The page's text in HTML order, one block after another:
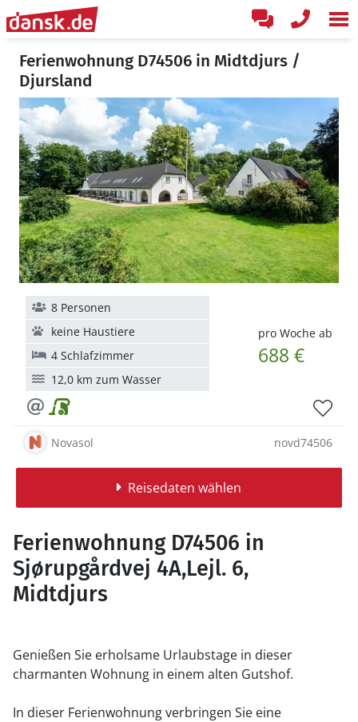
Ferienwohnung D74506 in Midtdjurs /
Djursland
pro Woche ab
688 €
8 Personen
keine Haustiere
4 Schlafzimmer
12,0 km zum Wasser
Novasol novd74506
Reisedaten wählen
Ferienwohnung D74506 in
Sjørupgårdvej 4A,Lejl. 6,
Midtdjurs
Genießen Sie erholsame Urlaubstage in dieser
charmanten Wohnung in einem alten Gutshof.
In dieser Ferienwohnung verbringen Sie eine